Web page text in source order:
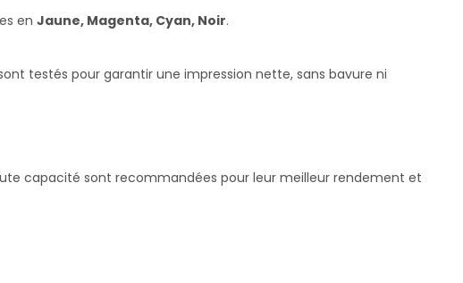
en Jaune, Magenta, Cyan, Noir.
sont testés pour garantir une impression nette, sans bavure ni
capacité sont recommandées pour leur meilleur rendement et